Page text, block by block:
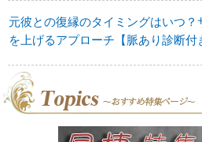
元彼との復縁のタイミングはいつ
を上げるアプローチ【脈あり診断付